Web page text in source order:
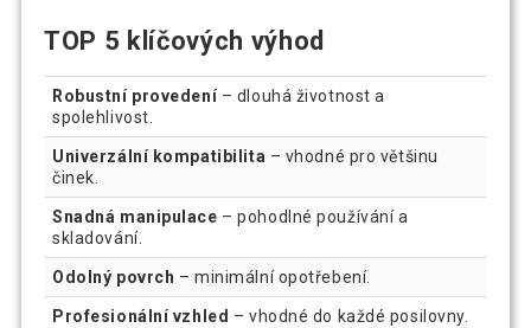
TOP 5 klíčových výhod
Robustní provedení– dlouhá životnost a
spolehlivost.
Univerzální kompatibilita – vhodné pro většinu
činek.
Snadná manipulace – pohodlné používání a
skladování.
Odolný povrch – minimální opotřebení.
Profesionální vzhled – vhodné do každé posilovny.